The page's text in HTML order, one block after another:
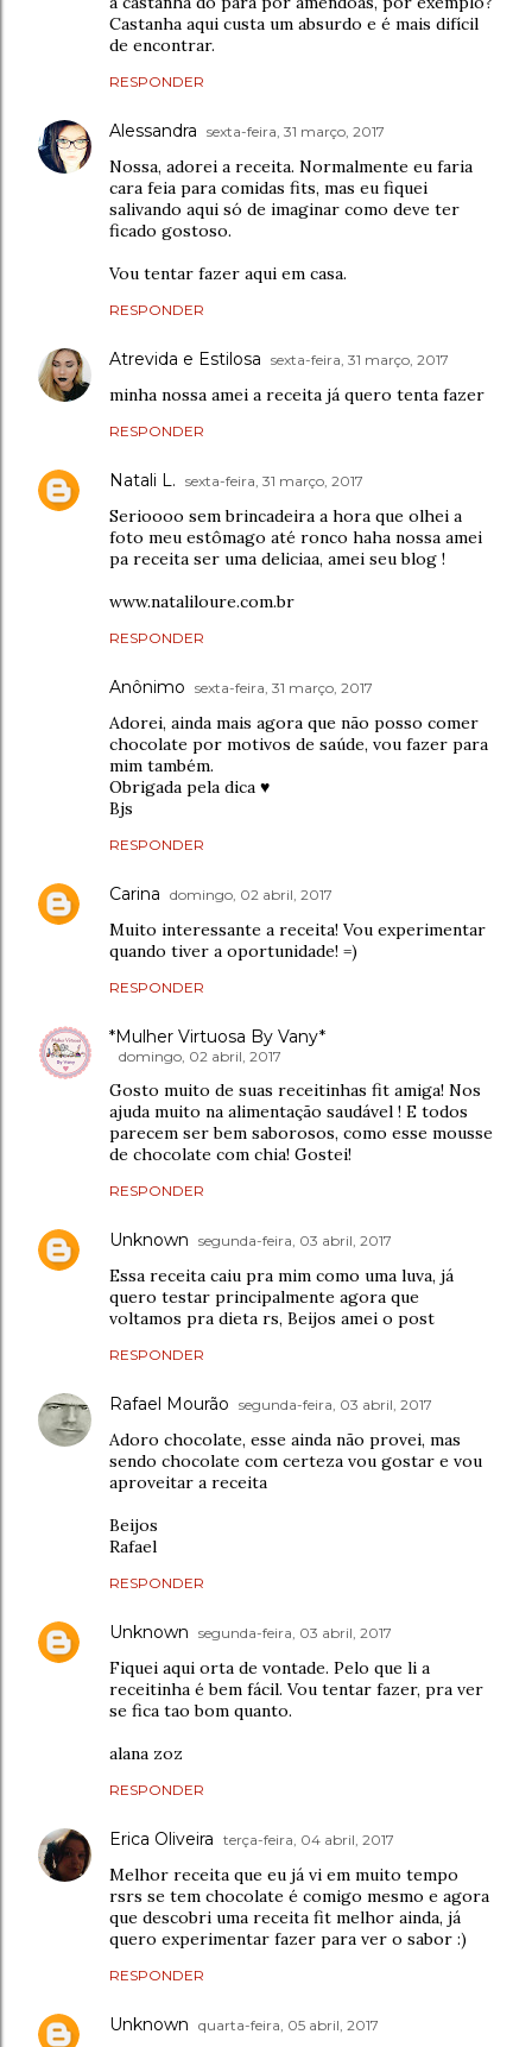
Castanha aqui custa um absurdo e é mais difícil
de encontrar.
RESPONDER
Alessandra sexta-feira, 31 março, 2017
Nossa, adorei a receita. Normalmente eu faria
cara feia para comidas fits, mas eu fiquei
salivando aqui só de imaginar como deve ter
ficado gostoso.
Vou tentar fazer aqui em casa.
RESPONDER
Atrevida e Estilosa sexta-feira, 31 março, 2017
minha nossa amei a receita já quero tenta fazer
RESPONDER
Natali L. sexta-feira, 31 março, 2017
Serioooo sem brincadeira a hora que olhei a
foto meu estômago até ronco haha nossa amei
pa receita ser uma deliciaa, amei seu blog !
www.nataliloure.com.br
RESPONDER
Anônimo sexta-feira, 31 março, 2017
Adorei, ainda mais agora que não posso comer
chocolate por motivos de saúde, vou fazer para
mim também.
Obrigada pela dica ♥
Bjs
RESPONDER
Carina domingo, 02 abril, 2017
Muito interessante a receita! Vou experimentar
quando tiver a oportunidade! =)
RESPONDER
*Mulher Virtuosa By Vany*
domingo, 02 abril, 2017
Gosto muito de suas receitinhas fit amiga! Nos
ajuda muito na alimentação saudável ! E todos
parecem ser bem saborosos, como esse mousse
de chocolate com chia! Gostei!
RESPONDER
Unknown segunda-feira, 03 abril, 2017
Essa receita caiu pra mim como uma luva, já
quero testar principalmente agora que
voltamos pra dieta rs, Beijos amei o post
RESPONDER
Rafael Mourão segunda-feira, 03 abril, 2017
Adoro chocolate, esse ainda não provei, mas
sendo chocolate com certeza vou gostar e vou
aproveitar a receita
Beijos
Rafael
RESPONDER
Unknown segunda-feira, 03 abril, 2017
Fiquei aqui orta de vontade. Pelo que li a
receitinha é bem fácil. Vou tentar fazer, pra ver
se fica tao bom quanto.
alana zoz
RESPONDER
Erica Oliveira terça-feira, 04 abril, 2017
Melhor receita que eu já vi em muito tempo
rsrs se tem chocolate é comigo mesmo e agora
que descobri uma receita fit melhor ainda, já
quero experimentar fazer para ver o sabor :)
RESPONDER
Unknown quarta-feira, 05 abril, 2017